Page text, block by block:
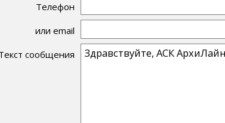
Телефон
или email
сообщения